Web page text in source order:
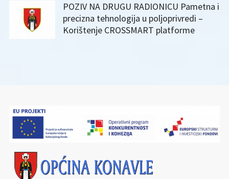
POZIV NA DRUGU RADIONICU Pametna i
precizna tehnologija u poljoprivredi –
Korištenje CROSSMART platforme